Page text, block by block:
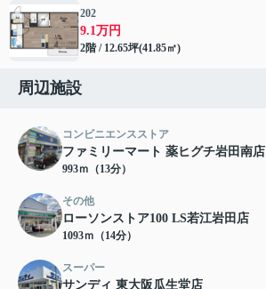
202
9.1万円
2階 / 12.65坪(41.85㎡)
周辺施設
コンビニエンスストア
ファミリーマート 薬ヒグチ岩田南店
993ｍ（13分）
その他
ローソンストア100 LS若江岩田店
1093ｍ（14分）
スーパー
サンディ 東大阪瓜生堂店